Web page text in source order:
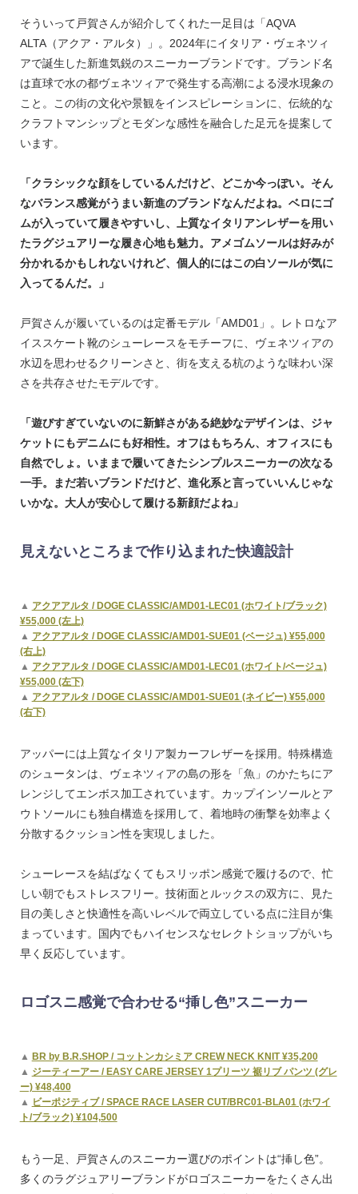
そういって戸賀さんが紹介してくれた一足目は「AQVA
ALTA（アクア・アルタ）」。2024年にイタリア・ヴェネツィ
アで誕生した新進気鋭のスニーカーブランドです。ブランド名
は直球で水の都ヴェネツィアで発生する高潮による浸水現象の
こと。この街の文化や景観をインスピレーションに、伝統的な
クラフトマンシップとモダンな感性を融合した足元を提案して
います。
「クラシックな顔をしているんだけど、どこか今っぽい。そん
なバランス感覚がうまい新進のブランドなんだよね。ベロにゴ
ムが入っていて履きやすいし、上質なイタリアンレザーを用い
たラグジュアリーな履き心地も魅力。アメゴムソールは好みが
分かれるかもしれないけれど、個人的にはこの白ソールが気に
入ってるんだ。」
戸賀さんが履いているのは定番モデル「AMD01」。レトロなア
イススケート靴のシューレースをモチーフに、ヴェネツィアの
水辺を思わせるクリーンさと、街を支える杭のような味わい深
さを共存させたモデルです。
「遊びすぎていないのに新鮮さがある絶妙なデザインは、ジャ
ケットにもデニムにも好相性。オフはもちろん、オフィスにも
自然でしょ。いままで履いてきたシンプルスニーカーの次なる
一手。まだ若いブランドだけど、進化系と言っていいんじゃな
いかな。大人が安心して履ける新顔だよね」
見えないところまで作り込まれた快適設計
▲ アクアアルタ / DOGE CLASSIC/AMD01-LEC01 (ホワイト/ブラック)
¥55,000 (左上)
▲ アクアアルタ / DOGE CLASSIC/AMD01-SUE01 (ベージュ) ¥55,000
(右上)
▲ アクアアルタ / DOGE CLASSIC/AMD01-LEC01 (ホワイト/ベージュ)
¥55,000 (左下)
▲ アクアアルタ / DOGE CLASSIC/AMD01-SUE01 (ネイビー) ¥55,000
(右下)
アッパーには上質なイタリア製カーフレザーを採用。特殊構造
のシュータンは、ヴェネツィアの島の形を「魚」のかたちにア
レンジしてエンボス加工されています。カップインソールとア
ウトソールにも独自構造を採用して、着地時の衝撃を効率よく
分散するクッション性を実現しました。
シューレースを結ばなくてもスリッポン感覚で履けるので、忙
しい朝でもストレスフリー。技術面とルックスの双方に、見た
目の美しさと快適性を高いレベルで両立している点に注目が集
まっています。国内でもハイセンスなセレクトショップがいち
早く反応しています。
ロゴスニ感覚で合わせる“挿し色”スニーカー
▲ BR by B.R.SHOP / コットンカシミア CREW NECK KNIT ¥35,200
▲ ジーティーアー / EASY CARE JERSEY 1プリーツ 裾リブ パンツ (グレ
ー) ¥48,400
▲ ビーポジティブ / SPACE RACE LASER CUT/BRC01-BLA01 (ホワイ
ト/ブラック) ¥104,500
もう一足、戸賀さんのスニーカー選びのポイントは“挿し色”。
多くのラグジュアリーブランドがロゴスニーカーをたくさん出